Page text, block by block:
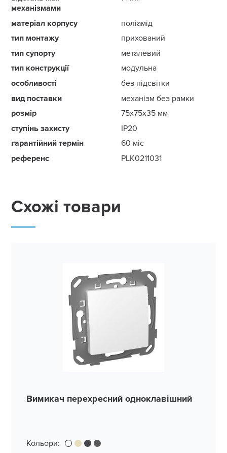
механізмами
матеріал корпусу
поліамід
тип монтажу
прихований
тип супорту
металевий
тип конструкції
модульна
особливості
без підсвітки
вид поставки
механізм без рамки
розмір
75x75x35 мм
ступінь захисту
IP20
гарантійний термін
60 міс
референс
PLK0211031
Схожі товари
Вимикач перехресний одноклавішний
Кольори: